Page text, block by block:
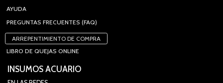
AYUDA
PREGUNTAS FRECUENTES (FAQ)
ARREPENTIMIENTO DE COMPRA
LIBRO DE QUEJAS ONLINE
INSUMOS ACUARIO